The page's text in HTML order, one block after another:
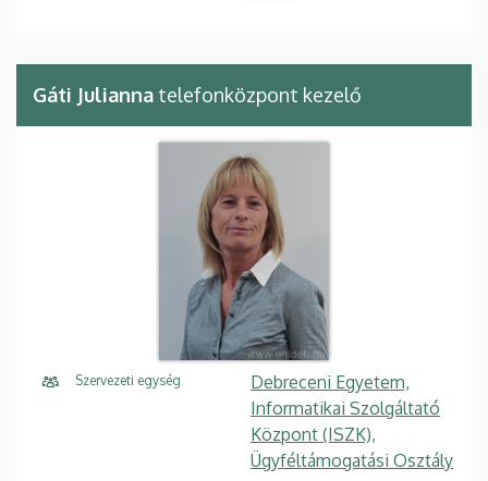
Gáti Julianna telefonközpont kezelő
Szervezeti egység
Debreceni Egyetem,
Informatikai Szolgáltató
Központ (ISZK),
Ügyféltámogatási Osztály